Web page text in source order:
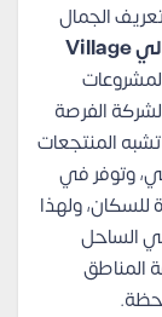
الجمال
Village
الفرصة
المنتجعات
وتوفر في
ولهذا
الساحل
المناطق